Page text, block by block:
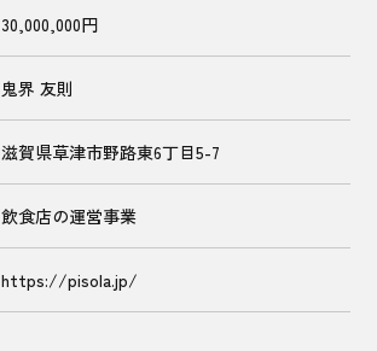
30,000,000円
鬼界 友則
滋賀県草津市野路東6丁目5-7
飲食店の運営事業
https://pisola.jp/